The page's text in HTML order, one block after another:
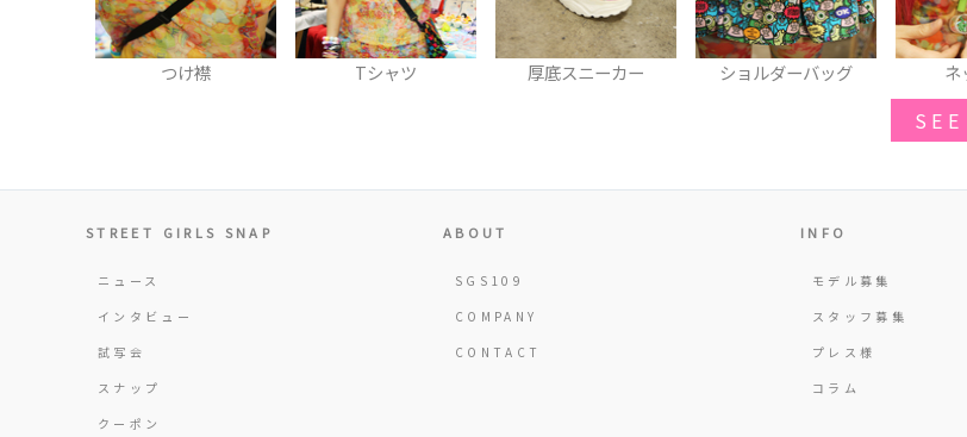
Tシャツ 厚底スニーカー ショルダーバッグ ネックレス モンス
STREET GIRLS SNAP
ニュース
インタビュー
試写会
スナップ
クーポン
ABOUT
SGS109
COMPANY
CONTACT
INFO
モデル募集
スタッフ募集
プレス様
コラム